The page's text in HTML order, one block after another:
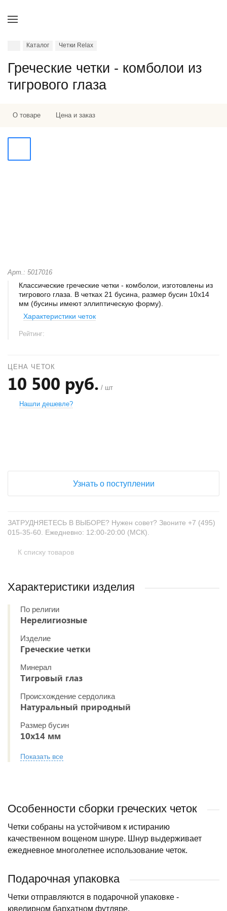
Каталог Четки Relax
Греческие четки - комболои из
тигрового глаза
О товаре Цена и заказ
Арт.: 5017016
Классические греческие четки - комболои, изготовлены из
тигрового глаза. В четках 21 бусина, размер бусин 10х14
мм (бусины имеют эллиптическую форму).
Характеристики четок
Рейтинг:
ЦЕНА ЧЕТОК
10 500 руб. / шт
Нашли дешевле?
Узнать о поступлении
ЗАТРУДНЯЕТЕСЬ В ВЫБОРЕ? Нужен совет? Звоните +7 (495)
015-35-60. Ежедневно: 12:00-20:00 (МСК).
К списку товаров
Характеристики изделия
По религии
Нерелигиозные
Изделие
Греческие четки
Минерал
Тигровый глаз
Происхождение сердолика
Натуральный природный
Размер бусин
10х14 мм
Показать все
Особенности сборки греческих четок
Четки собраны на устойчивом к истиранию
качественном вощеном шнуре. Шнур выдерживает
ежедневное многолетнее использование четок.
Подарочная упаковка
Четки отправляются в подарочной упаковке -
ювелирном бархатном футляре.